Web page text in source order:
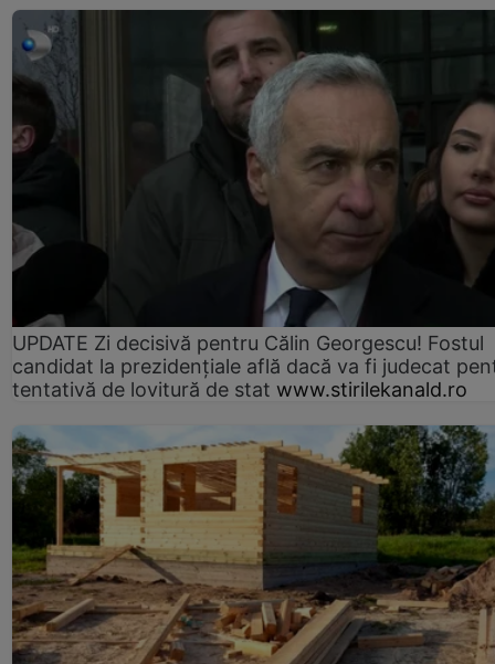
UPDATE Zi decisivă pentru Călin Georgescu! Fostul
candidat la prezidențiale află dacă va fi judecat
tentativă de lovitură de stat www.stirilekanald.ro